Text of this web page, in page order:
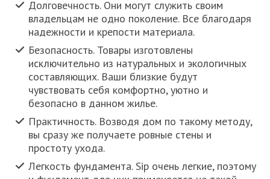
Долговечность. Они могут служить своим
владельцам не одно поколение. Все благодаря
надежности и крепости материала.
Безопасность. Товары изготовлены
исключительно из натуральных и экологичных
составляющих. Ваши близкие будут
чувствовать себя комфортно, уютно и
безопасно в данном жилье.
Практичность. Возводя дом по такому методу,
вы сразу же получаете ровные стены и
простоту ухода.
Легкость фундамента. Sip очень легкие, поэтому